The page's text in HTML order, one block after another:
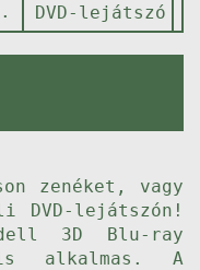
DVD-lejátszó
zenéket, vagy
DVD-lejátszón!
3D Blu-ray
alkalmas. A